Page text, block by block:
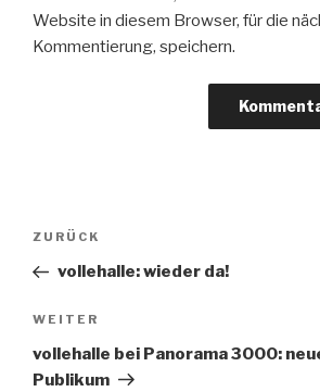
Website in diesem Browser, für die
Kommentierung, speichern.
Beitrags-
Vorheriger
Beitrag
ZURÜCK
vollehalle: wieder da!
Nächster
Beitrag
WEITER
vollehalle bei Panorama 3000:
Publikum